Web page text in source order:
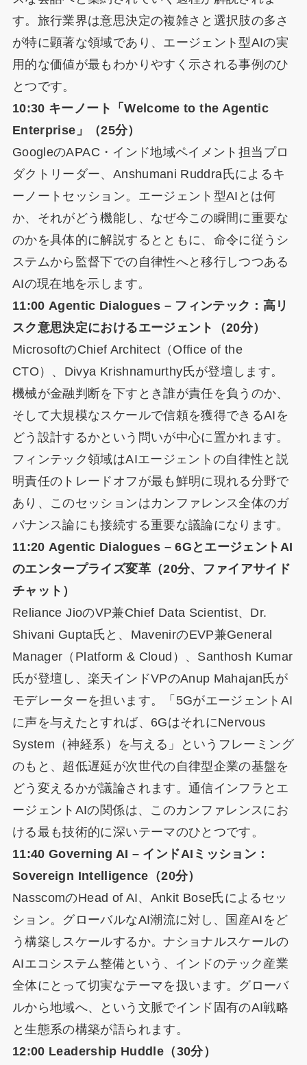
す。旅行業界は意思決定の複雑さと選択肢の多さ
が特に顕著な領域であり、エージェント型AIの実
用的な価値が最もわかりやすく示される事例のひ
とつです。
10:30 キーノート「Welcome to the Agentic
Enterprise」（25分）
GoogleのAPAC・インド地域ペイメント担当プロ
ダクトリーダー、Anshumani Ruddra氏によるキ
ーノートセッション。エージェント型AIとは何
か、それがどう機能し、なぜ今この瞬間に重要な
のかを具体的に解説するとともに、命令に従うシ
ステムから監督下での自律性へと移行しつつある
AIの現在地を示します。
11:00 Agentic Dialogues – フィンテック：高リ
スク意思決定におけるエージェント（20分）
MicrosoftのChief Architect（Office of the
CTO）、Divya Krishnamurthy氏が登壇します。
機械が金融判断を下すとき誰が責任を負うのか、
そして大規模なスケールで信頼を獲得できるAIを
どう設計するかという問いが中心に置かれます。
フィンテック領域はAIエージェントの自律性と説
明責任のトレードオフが最も鮮明に現れる分野で
あり、このセッションはカンファレンス全体のガ
バナンス論にも接続する重要な議論になります。
11:20 Agentic Dialogues – 6GとエージェントAI
のエンタープライズ変革（20分、ファイアサイド
チャット）
Reliance JioのVP兼Chief Data Scientist、Dr.
Shivani Gupta氏と、MavenirのEVP兼General
Manager（Platform & Cloud）、Santhosh Kumar
氏が登壇し、楽天インドVPのAnup Mahajan氏が
モデレーターを担います。「5GがエージェントAI
に声を与えたとすれば、6GはそれにNervous
System（神経系）を与える」というフレーミング
のもと、超低遅延が次世代の自律型企業の基盤を
どう変えるかが議論されます。通信インフラとエ
ージェントAIの関係は、このカンファレンスにお
ける最も技術的に深いテーマのひとつです。
11:40 Governing AI – インドAIミッション：
Sovereign Intelligence（20分）
NasscomのHead of AI、Ankit Bose氏によるセッ
ション。グローバルなAI潮流に対し、国産AIをど
う構築しスケールするか。ナショナルスケールの
AIエコシステム整備という、インドのテック産業
全体にとって切実なテーマを扱います。グローバ
ルから地域へ、という文脈でインド固有のAI戦略
と生態系の構築が語られます。
12:00 Leadership Huddle（30分）